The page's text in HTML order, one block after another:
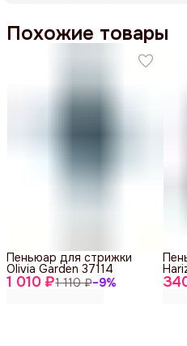
Похожие товары
1 010 ₽1 110 ₽−9%
Пеньюар для стрижки
Olivia Garden 37114